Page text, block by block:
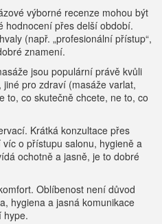
výborné recenze mohou být
hodnocení přes delší období.
(např. „profesionální přístup“,
znamení.
jsou populární právě kvůli
pro zdraví (masáže varlat,
to, co skutečně chcete, ne to, co
Krátká konzultace přes
o přístupu salonu, hygieně a
ochotně a jasně, je to dobré
Oblíbenost není důvod
hygiena a jasná komunikace
hype.